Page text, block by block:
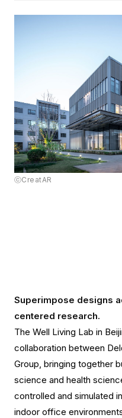
ⓒCreatAR
Superimpose designs
centered research.
The Well Living Lab in
collaboration between
Group, bringing together
science and health
controlled and simulated
indoor office